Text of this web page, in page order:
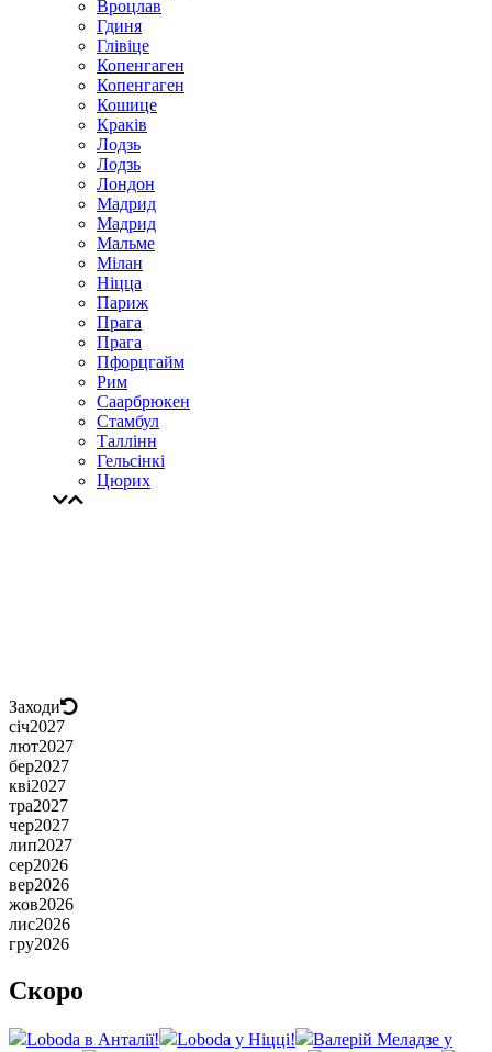
Вроцлав
Гдиня
Глівіце
Копенгаген
Копенгаген
Кошице
Краків
Лодзь
Лодзь
Лондон
Мадрид
Мадрид
Мальме
Мілан
Ніцца
Париж
Прага
Прага
Пфорцгайм
Рим
Саарбрюкен
Стамбул
Таллінн
Гельсінкі
Цюрих
Заходи
січ2027
лют2027
бер2027
кві2027
тра2027
чер2027
лип2027
сер2026
вер2026
жов2026
лис2026
гру2026
Скоро
Loboda в Анталії! Loboda у Ніцці!
Валерій Меладзе у